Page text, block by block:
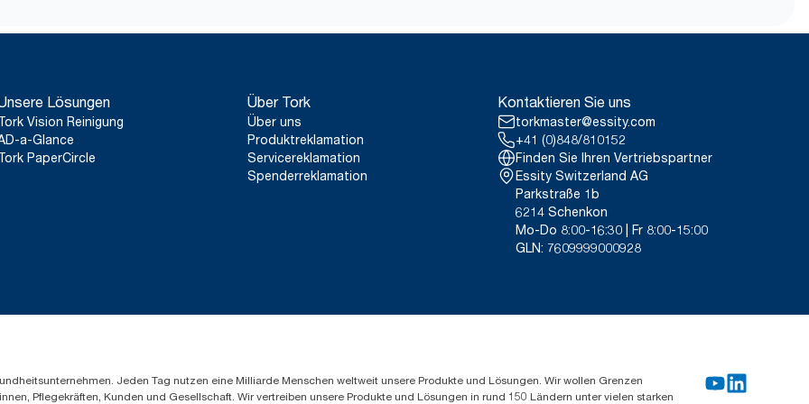
abdecken. Da es sich bei diesen Daten um einen Systemdurchschnitt handelt, sind sie nicht für
die CO2-Berichterstattung für spezielle Artikel und einen speziellen Verbrauch gedacht.
und Entsorgen.
Lösungen
Vision Reinigung
a-Glance
PaperCircle
Über Tork
Über uns
Produktreklamation
Servicereklamation
Spenderreklamation
Kontaktieren Sie uns
torkmaster@essity.com
+41 (0)848/810152
Finden Sie Ihren Vertriebspartner
Essity Switzerland AG
Parkstraße 1b
6214 Schenkon
Mo-Do 8:00-16:30 | Fr 8:00-15:00
GLN: 7609999000928
Jeden Tag nutzen eine Milliarde Menschen weltweit unsere Produkte und Lösungen. Wir wollen Grenzen
Pflegekräften, Kunden und Gesellschaft. Wir vertreiben unsere Produkte und Lösungen in rund 150 Ländern unter vielen starken